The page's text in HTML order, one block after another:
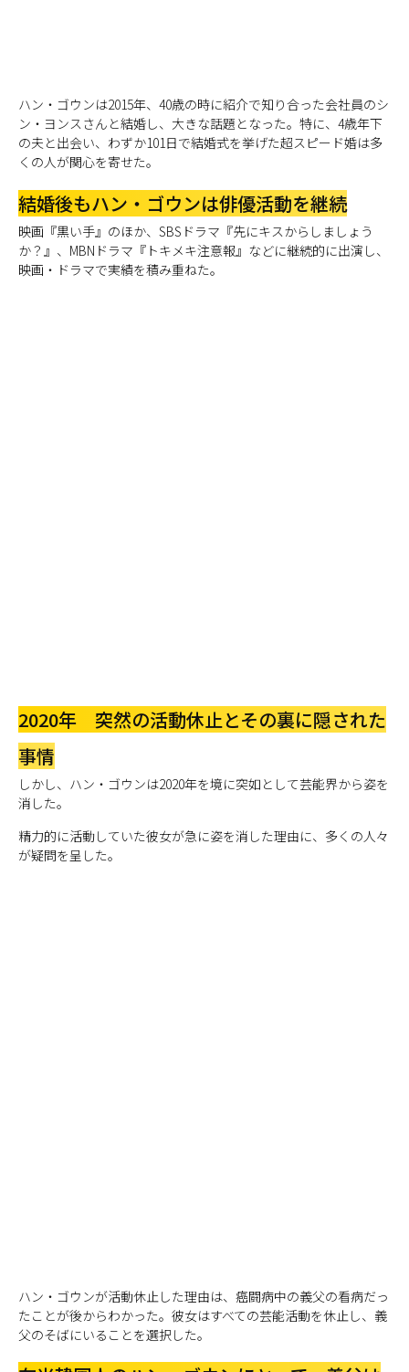
ハン・ゴウンは2015年、40歳の時に紹介で知り合った会社員のシ
ン・ヨンスさんと結婚し、大きな話題となった。特に、4歳年下
の夫と出会い、わずか101日で結婚式を挙げた超スピード婚は多
くの人が関心を寄せた。
結婚後もハン・ゴウンは俳優活動を継続
映画『黒い手』のほか、SBSドラマ『先にキスからしましょう
か？』、MBNドラマ『トキメキ注意報』などに継続的に出演し、
映画・ドラマで実績を積み重ねた。
2020年 突然の活動休止とその裏に隠された
事情
しかし、ハン・ゴウンは2020年を境に突如として芸能界から姿を
消した。
精力的に活動していた彼女が急に姿を消した理由に、多くの人々
が疑問を呈した。
ハン・ゴウンが活動休止した理由は、癌闘病中の義父の看病だっ
たことが後からわかった。彼女はすべての芸能活動を休止し、義
父のそばにいることを選択した。